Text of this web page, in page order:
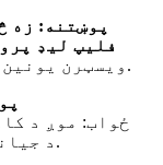
پوښتنه: زه
فلیپ لیډ
A: L/C، T/T، ویسټرن یونین، پی پال، کریډیټ کارت.
ځواب: موږ د
د جیانګ ولایت په ییوو ښار کې موقعیت لري.